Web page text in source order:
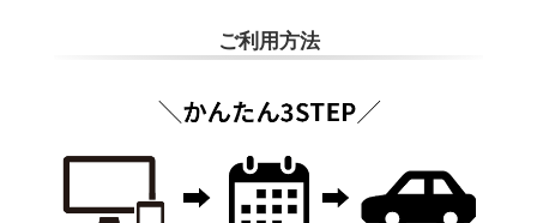
ご利用方法